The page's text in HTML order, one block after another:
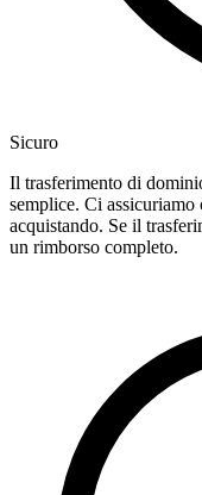
Sicuro
Il trasferimento di
semplice. Ci
acquistando. Se il
un rimborso completo.